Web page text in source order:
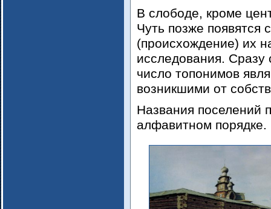
В слободе, кроме
Чуть позже появятся
(происхождение) их
исследования.
число топонимов
возникшими от
Названия поселений
алфавитном порядке.